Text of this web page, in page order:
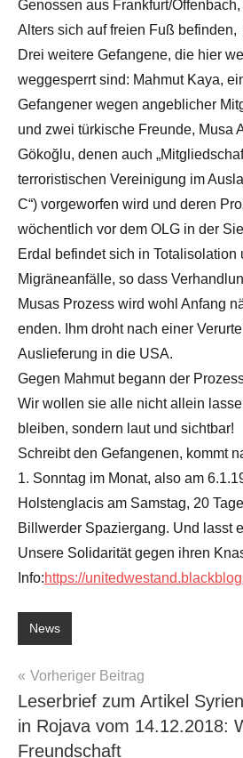
Genossen aus Frankfurt/
Alters sich auf freien Fuß
Drei weitere Gefangene, die hier
weggesperrt sind: Mahmut Kaya,
Gefangener wegen angeblicher
und zwei türkische Freunde, Musa
Gökoğlu, denen auch
terroristischen Vereinigung im
C“) vorgeworfen wird und deren
wöchentlich vor dem OLG in der
Erdal befindet sich in Totalisolation
Migräneanfälle, so dass
Musas Prozess wird wohl Anfang
enden. Ihm droht nach einer
Auslieferung in die USA.
Gegen Mahmut begann der
Wir wollen sie alle nicht allein
bleiben, sondern laut und sichtbar!
Schreibt den Gefangenen, kommt
1. Sonntag im Monat, also am
Holstenglacis am Samstag, 20
Billwerder Spaziergang. Und lasst
Unsere Solidarität gegen ihren
Info:https://
News
Beitragsnavigation
Vorheriger Beitrag
Leserbrief zum Artikel
in Rojava vom 14.12.2018:
Freundschaft